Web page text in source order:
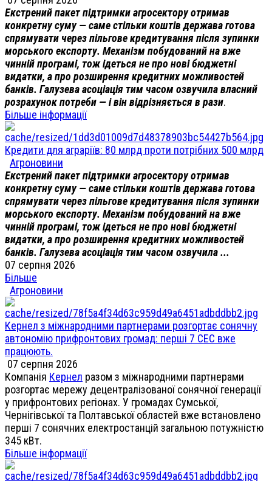
Екстрений пакет підтримки агросектору отримав
конкретну суму — саме стільки коштів держава готова
спрямувати через пільгове кредитування після зупинки
морського експорту. Механізм побудований на вже
чинній програмі, тож ідеться не про нові бюджетні
видатки, а про розширення кредитних можливостей
банків. Галузева асоціація тим часом озвучила власний
розрахунок потреби — і він відрізняється в рази.
Більше інформації
Кредити для аграріїв: 80 млрд проти потрібних 500 млрд
Агроновини
Екстрений пакет підтримки агросектору отримав
конкретну суму — саме стільки коштів держава готова
спрямувати через пільгове кредитування після зупинки
морського експорту. Механізм побудований на вже
чинній програмі, тож ідеться не про нові бюджетні
видатки, а про розширення кредитних можливостей
банків. Галузева асоціація тим часом озвучила ...
07 серпня 2026
Більше
Агроновини
Кернел з міжнародними партнерами розгортає сонячну
автономію прифронтових громад: перші 7 СЕС вже
працюють.
07 серпня 2026
Компанія Кернел разом з міжнародними партнерами
розгортає мережу децентралізованої сонячної генерації
у прифронтових регіонах. У громадах Сумської,
Чернігівської та Полтавської областей вже встановлено
перші 7 сонячних електростанцій загальною потужністю
345 кВт.
Більше інформації